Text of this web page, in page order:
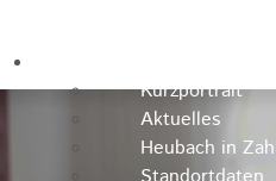
Kurzportrait
Aktuelles
Heubach in